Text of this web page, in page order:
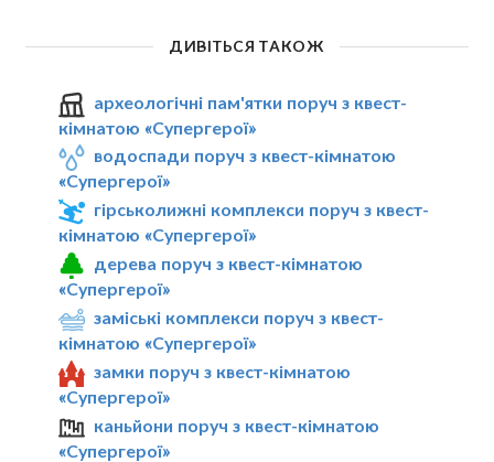
ДИВІТЬСЯ ТАКОЖ
археологічні пам'ятки поруч з квест-
кімнатою «Супергерої»
водоспади поруч з квест-кімнатою
«Супергерої»
гірськолижні комплекси поруч з квест-
кімнатою «Супергерої»
дерева поруч з квест-кімнатою
«Супергерої»
заміські комплекси поруч з квест-
кімнатою «Супергерої»
замки поруч з квест-кімнатою
«Супергерої»
каньйони поруч з квест-кімнатою
«Супергерої»